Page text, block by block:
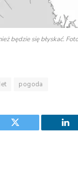
będzie się błyskać.
pogoda
Twitter